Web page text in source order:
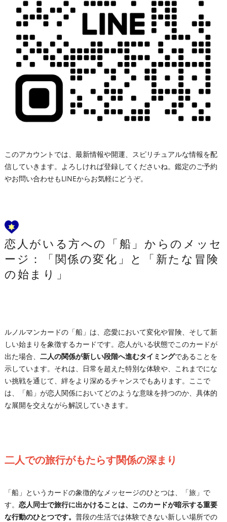
このアカウントでは、最新情報や開運、スピリチュアルな情報を配
信していきます。よろしければ登録してくださいね。鑑定のご予約
やお問い合わせもLINEからお気軽にどうぞ。
恋人がいる方への「船」からのメッセ
ージ：「関係の変化」と「新たな冒険
の始まり」
ルノルマンカードの「船」は、恋愛において変化や冒険、そして新
しい始まりを象徴するカードです。恋人がいる状態でこのカードが
出た場合、 二人の関係が新しい段階へ進むタイミングであることを
示しています。それは、日常を超えた特別な体験や、これまでにな
い挑戦を通じて、絆をより深めるチャンスでもあります。ここで
は、「船」が恋人関係においてどのような意味を持つのか、具体的
な展開を交えながら解説していきます。
二人での旅行がもたらす関係の深まり
「船」というカードの象徴的なメッセージのひとつは、「旅」で
す。 恋人同士で旅行に出かけることは、このカードが暗示する重要
な行動のひとつです。 普段の生活では体験できない新しい場所での